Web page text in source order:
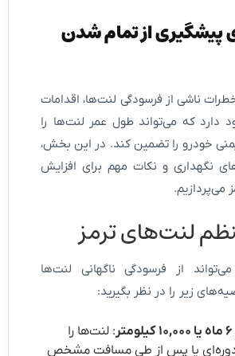
پیشگیری از تمام شدن
ناشی از فرسودگی لنت‌ها، اقدامات
دارد که می‌تواند طول عمر لنت‌ها را
خودرو را تضمین کند. در این بخش،
نگهداری و نکات مهم برای افزایش
می‌پردازیم.
لنت‌های ترمز
از فرسودگی ناگهانی لنت‌ها
زیر را در نظر بگیرید:
: لنت‌ها را
یا پس از طی مسافت مشخص